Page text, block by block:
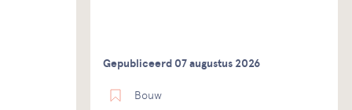
Gepubliceerd 07 augustus 2026
Bouw